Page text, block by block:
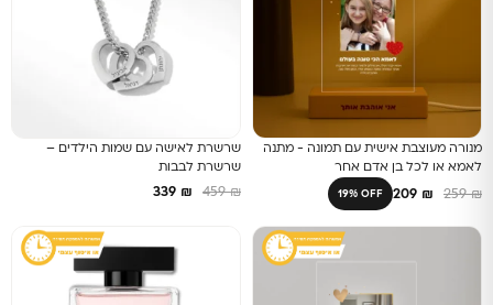
מנורה מעוצבת אישית עם תמונה - מתנה
לאמא או לכל בן אדם אחר
₪
259
₪
19% OFF
שרשרת לאישה עם שמות הילדים –
שרשרת לבבות
₪
459
₪